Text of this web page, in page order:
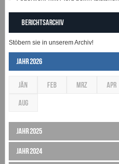
Berichtsarchiv
Stöbern sie in unserem Archiv!
Jahr 2026
JÄN FEB MRZ APR
AUG
Jahr 2025
Jahr 2024